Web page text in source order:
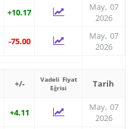
+10.17
May, 07
2026
-75.00
May, 07
2026
+/-
Vadeli Fiyat
Eğrisi
Tarih
+4.11
May, 07
2026